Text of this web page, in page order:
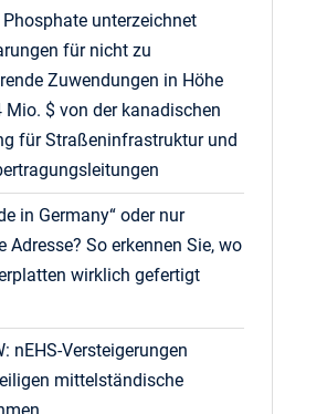
Phosphate unterzeichnet
für nicht zu
Zuwendungen in Höhe
Mio. $ von der kanadischen
für Straßeninfrastruktur und
in Germany“ oder nur
Adresse? So erkennen Sie, wo
wirklich gefertigt
nEHS-Versteigerungen
mittelständische